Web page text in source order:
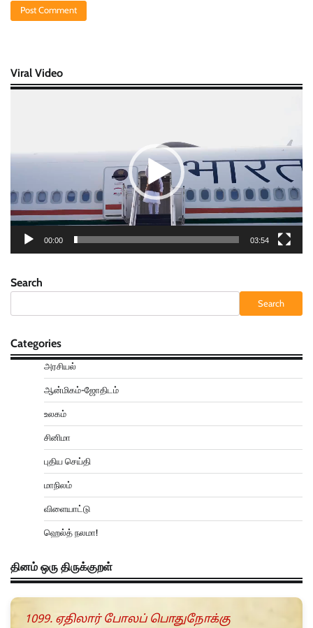
Viral Video
00:00 03:54
Search
Search
Categories
அரசியல்
ஆன்மிகம்-ஜோதிடம்
உலகம்
சினிமா
புதிய செய்தி
மாநிலம்
விளையாட்டு
ஹெல்த் நலமா!
தினம் ஒரு திருக்குறள்
1099. ஏதிலார் போலப் பொதுநோக்கு